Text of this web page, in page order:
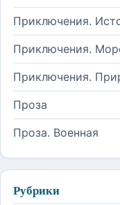
Приключения.
Приключения.
Приключения.
Проза
Проза. Военная
Рубрики